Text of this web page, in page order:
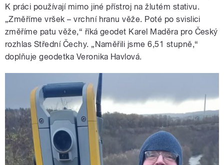
K práci používají mimo jiné přístroj na žlutém stativu.
„Změříme vršek – vrchní hranu věže. Poté po svislici
změříme patu věže,“ říká geodet Karel Maděra pro Český
rozhlas Střední Čechy. „Naměřili jsme 6,51 stupně,“
doplňuje geodetka Veronika Havlová.